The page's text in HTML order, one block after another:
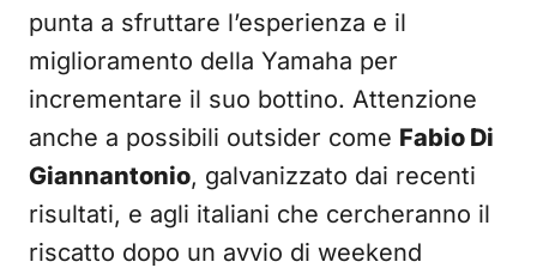
punta a sfruttare l’esperienza e il
miglioramento della Yamaha per
incrementare il suo bottino. Attenzione
anche a possibili outsider come Fabio Di
Giannantonio, galvanizzato dai recenti
risultati, e agli italiani che cercheranno il
riscatto dopo un avvio di weekend